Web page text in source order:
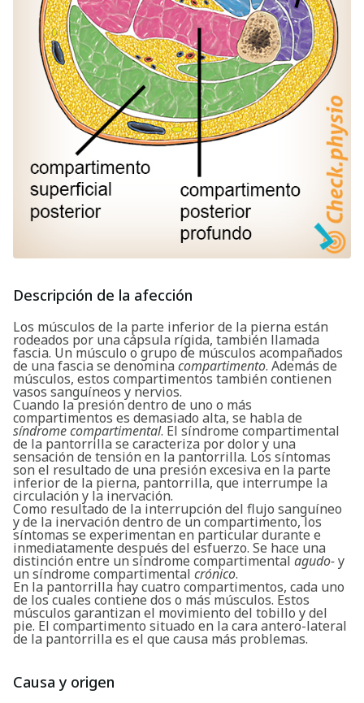
Descripción de la afección
Los músculos de la parte inferior de la pierna están
rodeados por una cápsula rígida, también llamada
fascia. Un músculo o grupo de músculos acompañados
de una fascia se denomina compartimento. Además de
músculos, estos compartimentos también contienen
vasos sanguíneos y nervios.
Cuando la presión dentro de uno o más
compartimentos es demasiado alta, se habla de
síndrome compartimental. El síndrome compartimental
de la pantorrilla se caracteriza por dolor y una
sensación de tensión en la pantorrilla. Los síntomas
son el resultado de una presión excesiva en la parte
inferior de la pierna, pantorrilla, que interrumpe la
circulación y la inervación.
Como resultado de la interrupción del flujo sanguíneo
y de la inervación dentro de un compartimento, los
síntomas se experimentan en particular durante e
inmediatamente después del esfuerzo. Se hace una
distinción entre un síndrome compartimental agudo-y
un síndrome compartimental crónico.
En la pantorrilla hay cuatro compartimentos, cada uno
de los cuales contiene dos o más músculos. Estos
músculos garantizan el movimiento del tobillo y del
pie. El compartimento situado en la cara antero-lateral
de la pantorrilla es el que causa más problemas.
Causa y origen